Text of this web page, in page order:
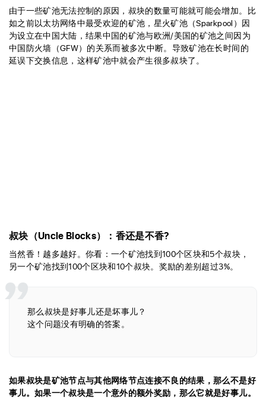
由于一些矿池无法控制的原因，叔块的数量可能就可能会增加。比
如之前以太坊网络中最受欢迎的矿池，星火矿池（Sparkpool）因
为设立在中国大陆，结果中国的矿池与欧洲/美国的矿池之间因为
中国防火墙（GFW）的关系而被多次中断。导致矿池在长时间的
延误下交换信息，这样矿池中就会产生很多叔块了。
叔块（Uncle Blocks）：香还是不香?
当然香！越多越好。你看：一个矿池找到100个区块和5个叔块，
另一个矿池找到100个区块和10个叔块。奖励的差别超过3%。
那么叔块是好事儿还是坏事儿？
这个问题没有明确的答案。
如果叔块是矿池节点与其他网络节点连接不良的结果，那么不是好
事儿。如果一个叔块是一个意外的额外奖励，那么它就是好事儿。